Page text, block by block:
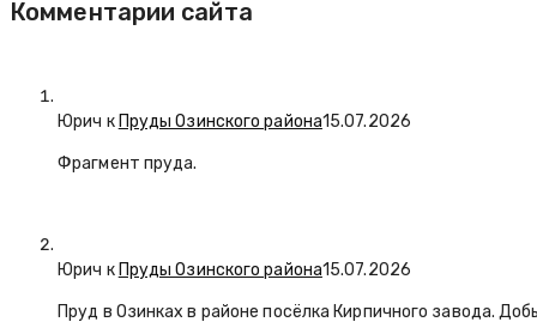
Комментарии сайта
Юрич кПруды Озинского района15.07.2026
Фрагмент пруда.
Юрич кПруды Озинского района15.07.2026
Пруд в Озинках в районе посёлка Кирпичного завода.